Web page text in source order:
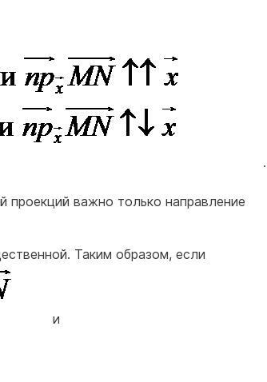
.
проекций важно только направление
Таким образом, если
и